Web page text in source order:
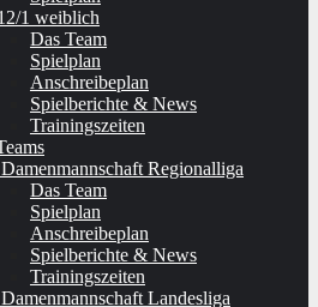
1 weiblich
Das Team
Spielplan
Anschreibeplan
Spielberichte & News
Trainingszeiten
Regionalliga
Das Team
Spielplan
Anschreibeplan
Spielberichte & News
Trainingszeiten
Landesliga